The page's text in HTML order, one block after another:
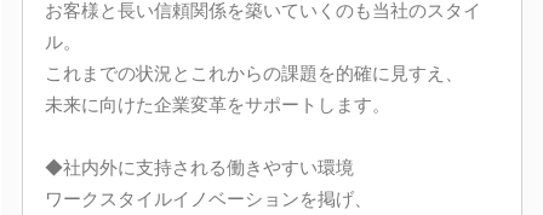
お客様と長い信頼関係を築いていくのも当社のスタイ
ル。
これまでの状況とこれからの課題を的確に見すえ、
未来に向けた企業変革をサポートします。
◆社内外に支持される働きやすい環境
ワークスタイルイノベーションを掲げ、